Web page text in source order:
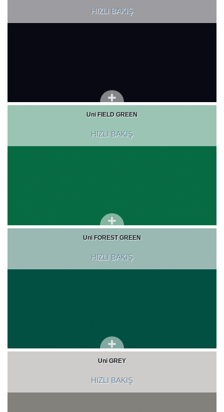
HIZLI BAKIŞ
Uni FIELD GREEN
HIZLI BAKIŞ
Uni FOREST GREEN
HIZLI BAKIŞ
Uni GREY
HIZLI BAKIŞ